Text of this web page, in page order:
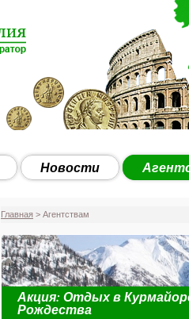
Новости
Главная > Агентствам
Акция: Отдых в
Рождества